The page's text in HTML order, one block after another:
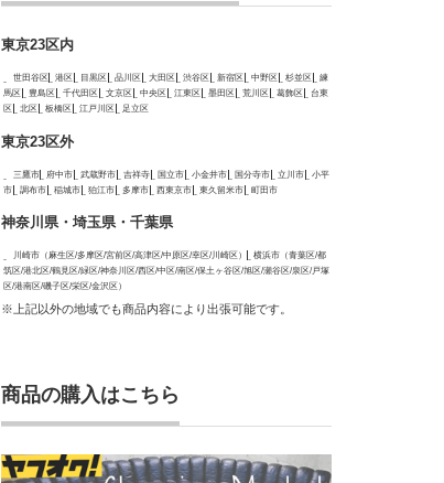
東京23区内
世田谷区 港区 目黒区 品川区 大田区 渋谷区 新宿区 中野区 杉並区
練
馬区
豊島区 千代田区 文京区 中央区 江東区 墨田区 荒川区 葛飾区
台東
区
北区 板橋区 江戸川区 足立区
東京23区外
三鷹市 府中市 武蔵野市 吉祥寺 国立市 小金井市 国分寺市 立川市
小平
市
調布市 稲城市 狛江市 多摩市 西東京市 東久留米市 町田市
神奈川県・埼玉県・千葉県
川崎市（麻生区/多摩区/宮前区/高津区/中原区/幸区/川崎区）
横浜市（青葉区/都
筑区/港北区/鶴見区/緑区/神奈川区/西区/中区/南区/保土ヶ谷区/旭区/瀬谷区/泉区/戸塚
区/港南区/磯子区/栄区/金沢区）
※上記以外の地域でも商品内容により出張可能です。
商品の購入はこちら